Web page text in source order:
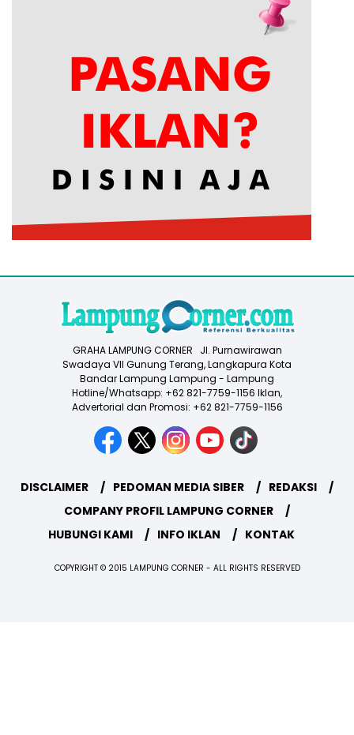
GRAHA LAMPUNG CORNER Jl. Purnawirawan
Swadaya VII Gunung Terang, Langkapura Kota
Bandar Lampung Lampung - Lampung
Hotline/Whatsapp: +62 821-7759-1156 Iklan,
Advertorial dan Promosi: +62 821-7759-1156
DISCLAIMER PEDOMAN MEDIA SIBER
REDAKSI
COMPANY PROFIL LAMPUNG CORNER
HUBUNGI KAMI
INFO IKLAN KONTAK
COPYRIGHT © 2015 LAMPUNG CORNER - ALL RIGHTS RESERVED